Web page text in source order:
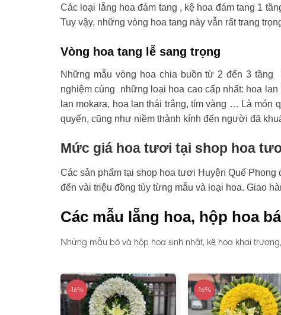
Các loại lẵng hoa đám tang , kệ hoa đám tang 1
Tuy vậy, những vòng hoa tang này vẫn rất trang
Vòng hoa tang lễ sang trọng
Những mẫu vòng hoa chia buồn từ 2 đến 3
nghiệm cùng những loại hoa cao cấp nhất: hoa
lan mokara, hoa lan thái trắng, tím vàng … Là món
quyến, cũng như niềm thành kính đến người đã
Mức giá hoa tươi tại shop hoa
Các sản phẩm tại shop hoa tươi Huyện Quế
đến vài triệu đồng tùy từng mẫu và loại hoa. Giao
Các mẫu lẵng hoa, hộp hoa
Những mẫu bó và hộp hoa sinh nhật, kệ hoa khai
-16% -16%